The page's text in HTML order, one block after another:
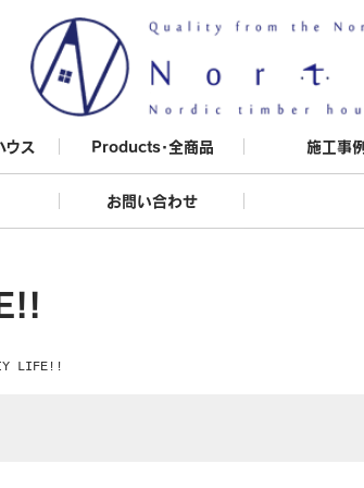
ウス Products・全商品 施工事例
お問い合わせ
LIFE!!